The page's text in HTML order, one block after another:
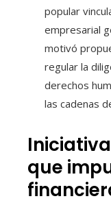
popular
empresarial
motivó
regular la
derechos
las cadenas
que